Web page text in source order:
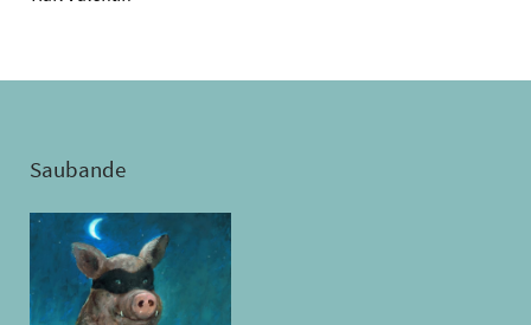
Saubande